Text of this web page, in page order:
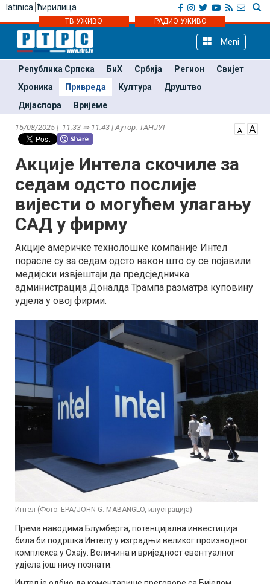
latinica ћирилица
ТВ УЖИВО РАДИО УЖИВО
Meni
Република Српска БиХ Србија Регион
Свијет
Хроника
Привреда Култура
Друштво
Дијаспора
Вријеме
15/08/2025 | 11:33 ⇒ 11:43 | Аутор: ТАНЈУГ
Акције Интела скочиле за
седам одсто послије
вијести о могућем улагању
САД у фирму
Акције америчке технолошке компаније Интел
порасле су за седам одсто након што су се појавили
медијски извјештаји да предсједничка
администрација Доналда Трампа разматра куповину
удјела у овој фирми.
Интел (Фото: EPA/JOHN G. MABANGLO, илустрација)
Према наводима Блумберга, потенцијална инвестиција
била би подршка Интелу у изградњи великог производног
комплекса у Охају. Величина и вриједност евентуалног
удјела још нису познати.